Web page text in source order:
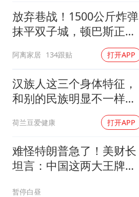
放弃巷战！1500公斤炸弹
抹平双子城，顿巴斯正变
阿离家居 134跟贴 打开APP
汉族人这三个身体特征，
和别的民族明显不一样！
荷兰豆爱健康 打开APP
难怪特朗普急了！美财长
坦言：中国这两大王牌，
暂停白昼